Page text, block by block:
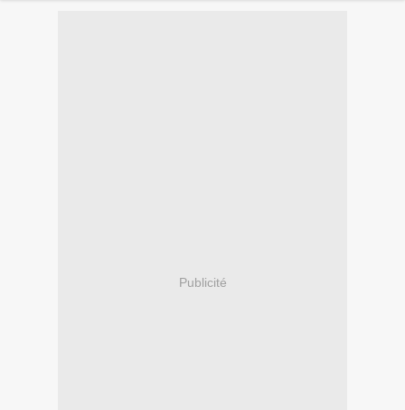
Publicité